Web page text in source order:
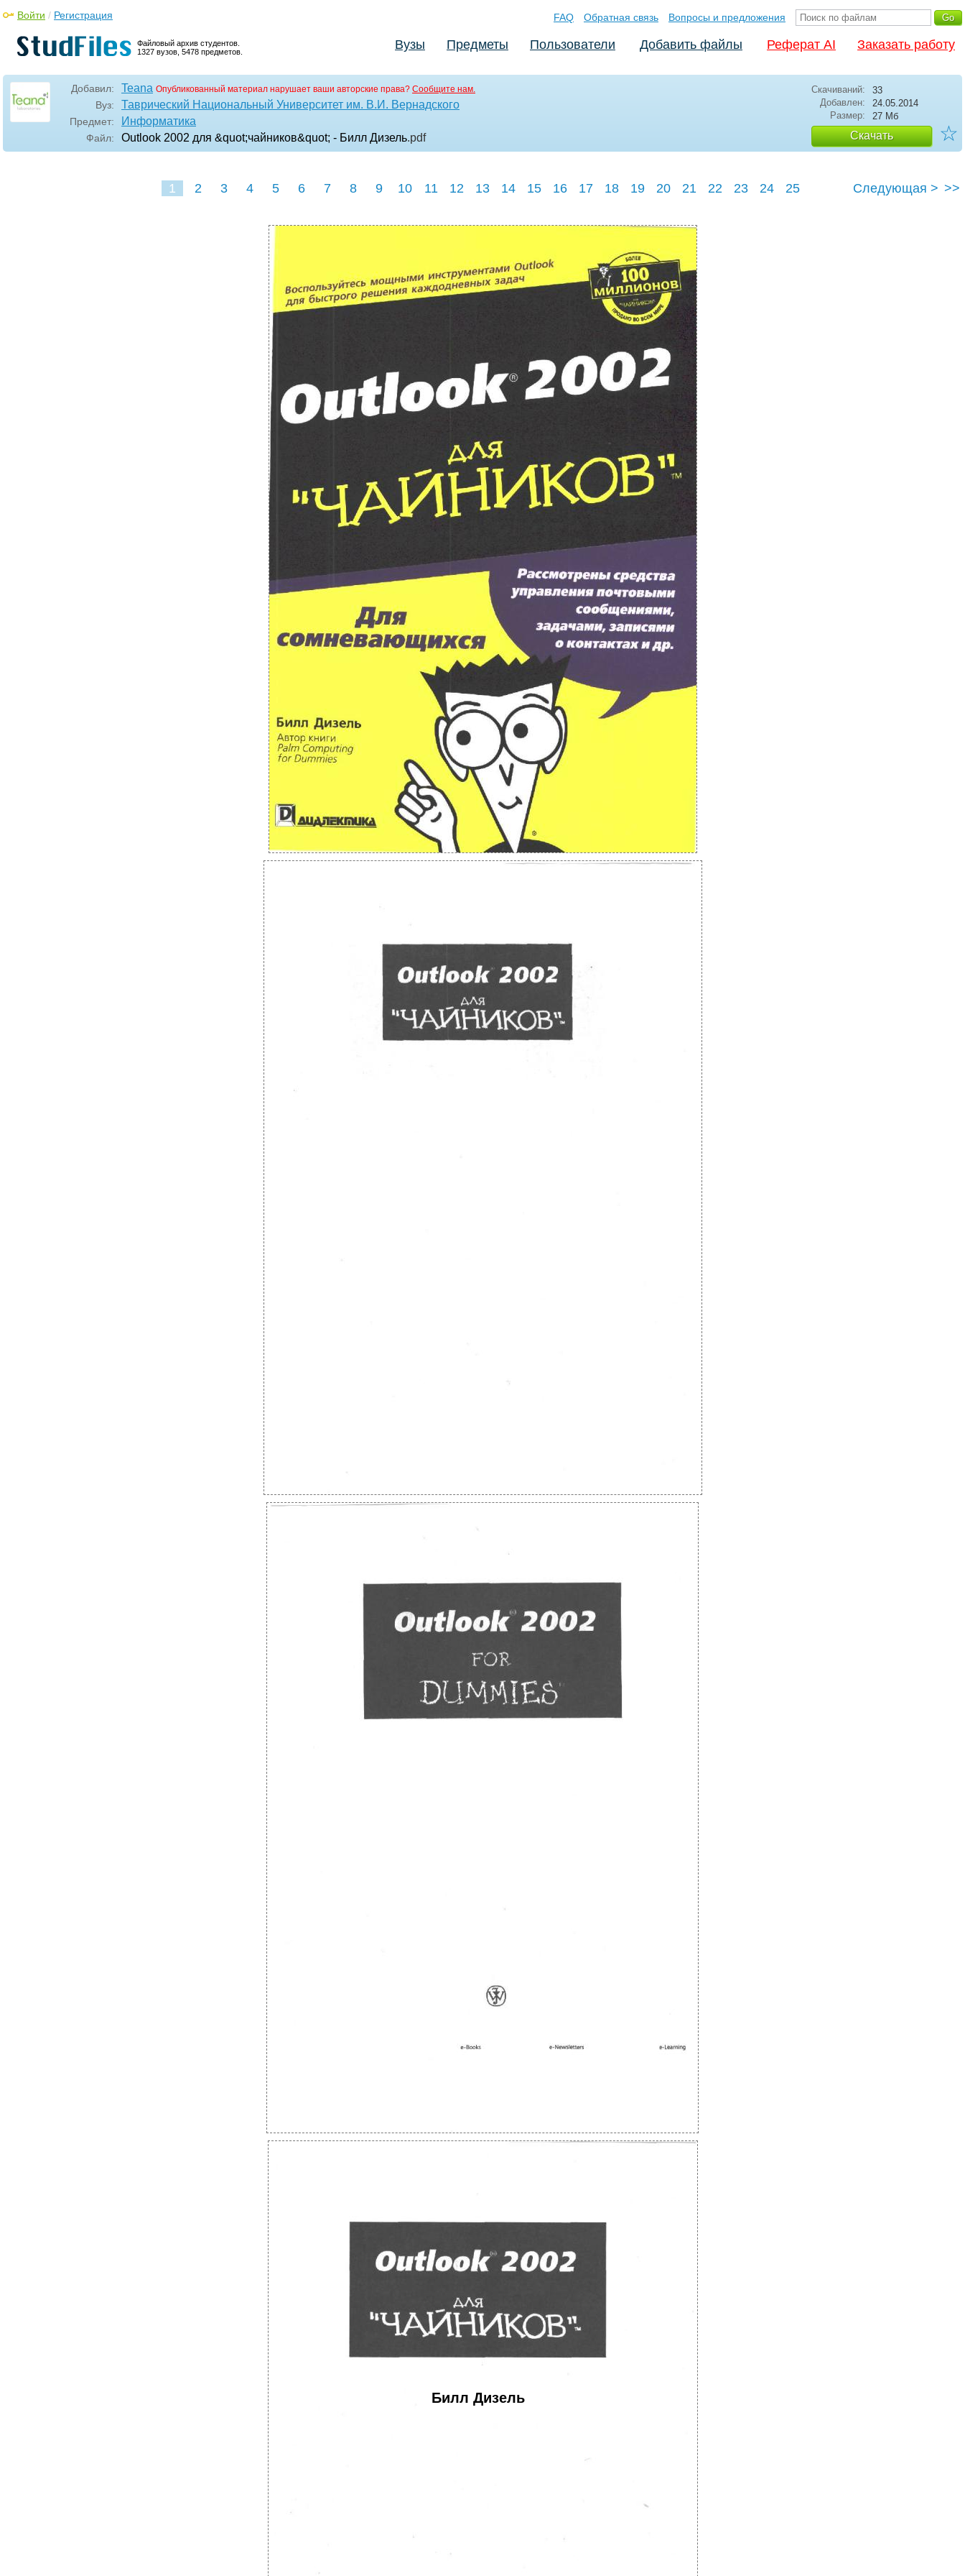
Файловый архив студентов.
1327 вузов, 5478 предметов.
Войти / Регистрация FAQ Обратная связь Вопросы и предложения
Вузы Предметы Пользователи Добавить файлы Реферат AI Заказать работу
Добавил: Teana Опубликованный материал нарушает ваши авторские права? Сообщите нам.
Вуз: Таврический Национальный Университет им. В.И. Вернадского
Предмет: Информатика
Файл: Outlook 2002 для &quot;чайников&quot; - Билл Дизель.pdf
Скачиваний:
33
Добавлен:
24.05.2014
Размер:
27 Мб
Скачать ☆
1 2 3 4 5 6 7 8 9 10 11 12 13 14 15 16 17 18 19 20 21 22 23 24 25 Следующая > >>
Билл Дизель